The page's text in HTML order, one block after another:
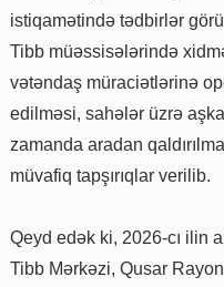
istiqamətində tədbirlər
Tibb müəssisələrində
vətəndaş müraciətlərinə
edilməsi, sahələr üzrə
zamanda aradan
müvafiq tapşırıqlar verilib.
Qeyd edək ki, 2026-cı ilin
Tibb Mərkəzi, Qusar